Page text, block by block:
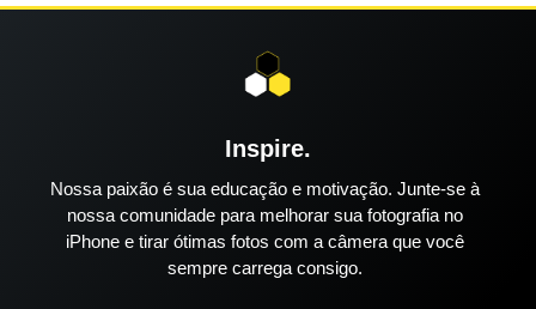
Inspire.
Nossa paixão é sua educação e motivação. Junte-se à
nossa comunidade para melhorar sua fotografia no
iPhone e tirar ótimas fotos com a câmera que você
sempre carrega consigo.